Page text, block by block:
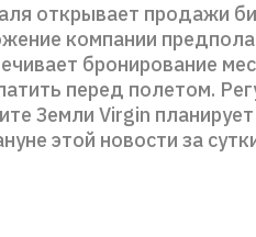
открывает продажи
компании
бронирование
перед полетом.
Земли Virgin
этой новости за